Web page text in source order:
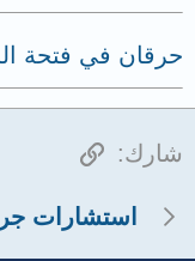
حرقان في فتحة
شارك: الرابط
استشارات